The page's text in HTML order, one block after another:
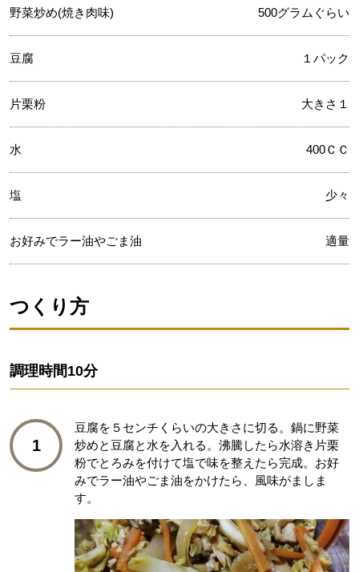
野菜炒め(焼き肉味) 500グラムぐらい
豆腐 １パック
片栗粉 大きさ１
水 400ＣＣ
塩 少々
お好みでラー油やごま油 適量
つくり方
調理時間10分
1
豆腐を５センチくらいの大きさに切る。鍋に野菜
炒めと豆腐と水を入れる。沸騰したら水溶き片栗
粉でとろみを付けて塩で味を整えたら完成。お好
みでラー油やごま油をかけたら、風味がましま
す。